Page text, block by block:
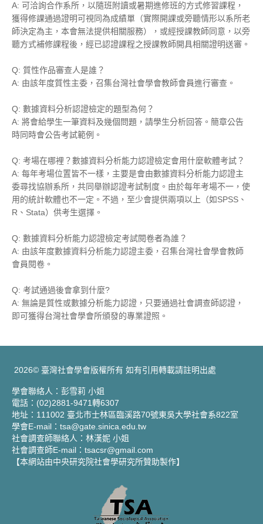
A: 可洽詢合作系所，以隨班附讀或暑期進修班的方式修習課程，
獲得修課通過證明可視同為成績單（實際開課或旁聽情形以系所老
師決定為主，本會無法提供相關服務），或經授課教師同意，以旁
聽方式補修課程後，經已認證課程之授課教師開具相關證明送審。
Q: 質性作品審查人是誰？
A: 由該年度質性主委，召集台灣社會學會教師會員進行審查。
Q: 數據資料分析認證檢定的題型為何？
A: 將會給學生一筆資料及幾個問題，請學生分析回答。簡章公告
時同時會公告考試範例。
Q: 考場在哪裡？數據資料分析能力認證檢定會用什麼軟體考試？
A: 每年考場位置皆不一樣，主要是會由數據資料分析能力認證主
委尋找協辦系所，共同舉辦認證考試制度。由於每年考場不一，使
用的統計軟體也不一定。不過，至少會提供兩項以上（如SPSS、
R、Stata）供考生選擇。
Q: 數據資料分析能力認證檢定考試閱卷者為誰？
A: 由該年度數據資料分析能力認證主委，召集台灣社會學會教師
會員閱卷。
Q: 考試通過後會拿到什麼?
A: 無論是質性或數據分析能力認證，只要通過社會調查師認證，
即可獲得台灣社會學會所頒發的專業證照。
2026© 臺灣社會學會版權所有 如有引用轉載請註明出處
學會聯絡人：彭雪莉 小姐
電話：(02)2881-9471轉6307
地址：111002 臺北市士林區臨溪路70號東吳大學社會系822室
學會E-mail：tsa@gate.sinica.edu.tw
社會調查師聯絡人：林漢妮 小姐
社會調查師E-mail：tsacsr@gmail.com
【本網站由中央研究院社會學研究所贊助製作】